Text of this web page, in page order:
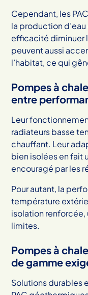
Cependant, les
la production
efficacité diminuer
peuvent aussi
l’habitat, ce qui
Pompes à
entre
Leur
radiateurs basse
chauffant. Leur
bien isolées en fait
encouragé par les
Pour autant, la
température
isolation renforcée,
limites.
Pompes à
de gamme
Solutions durables